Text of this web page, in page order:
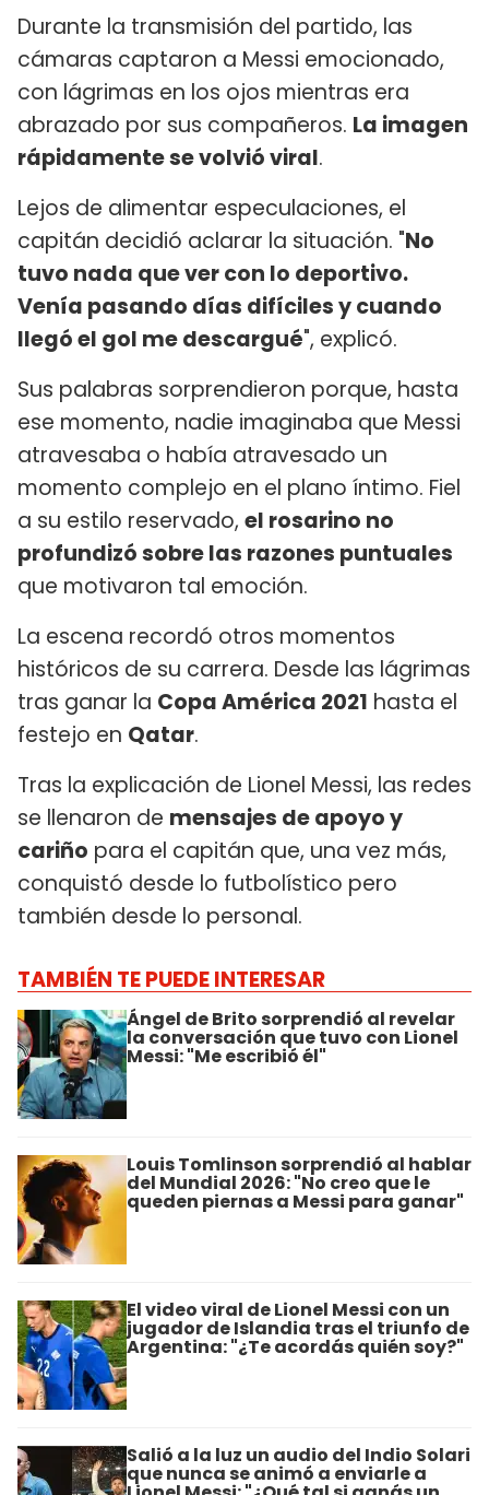
Durante la transmisión del partido, las
cámaras captaron a Messi emocionado,
con lágrimas en los ojos mientras era
abrazado por sus compañeros. La imagen
rápidamente se volvió viral.
Lejos de alimentar especulaciones, el
capitán decidió aclarar la situación. "No
tuvo nada que ver con lo deportivo.
Venía pasando días difíciles y cuando
llegó el gol me descargué", explicó.
Sus palabras sorprendieron porque, hasta
ese momento, nadie imaginaba que Messi
atravesaba o había atravesado un
momento complejo en el plano íntimo. Fiel
a su estilo reservado, el rosarino no
profundizó sobre las razones puntuales
que motivaron tal emoción.
La escena recordó otros momentos
históricos de su carrera. Desde las lágrimas
tras ganar la Copa América 2021 hasta el
festejo en Qatar.
Tras la explicación de Lionel Messi, las redes
se llenaron de mensajes de apoyo y
cariño para el capitán que, una vez más,
conquistó desde lo futbolístico pero
también desde lo personal.
TAMBIÉN TE PUEDE INTERESAR
Ángel de Brito sorprendió al revelar
la conversación que tuvo con Lionel
Messi: "Me escribió él"
Louis Tomlinson sorprendió al hablar
del Mundial 2026: "No creo que le
queden piernas a Messi para ganar"
El video viral de Lionel Messi con un
jugador de Islandia tras el triunfo de
Argentina: "¿Te acordás quién soy?"
Salió a la luz un audio del Indio Solari
que nunca se animó a enviarle a